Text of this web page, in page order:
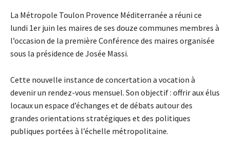
La Métropole Toulon Provence Méditerranée a réuni ce
lundi 1er juin les maires de ses douze communes membres à
l’occasion de la première Conférence des maires organisée
sous la présidence de Josée Massi.
Cette nouvelle instance de concertation a vocation à
devenir un rendez-vous mensuel. Son objectif : offrir aux élus
locaux un espace d’échanges et de débats autour des
grandes orientations stratégiques et des politiques
publiques portées à l’échelle métropolitaine.